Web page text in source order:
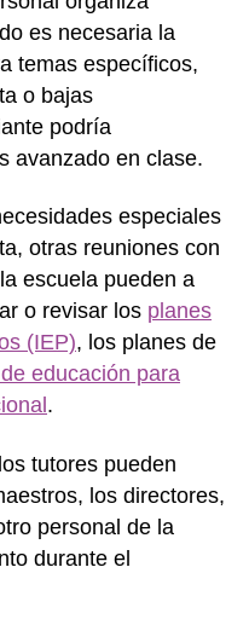
es necesaria la
temas específicos,
o bajas
podría
avanzado en clase.
especiales
otras reuniones con
escuela pueden a
o revisar los planes
(IEP), los planes de
educación para
.
tutores pueden
los directores,
personal de la
durante el